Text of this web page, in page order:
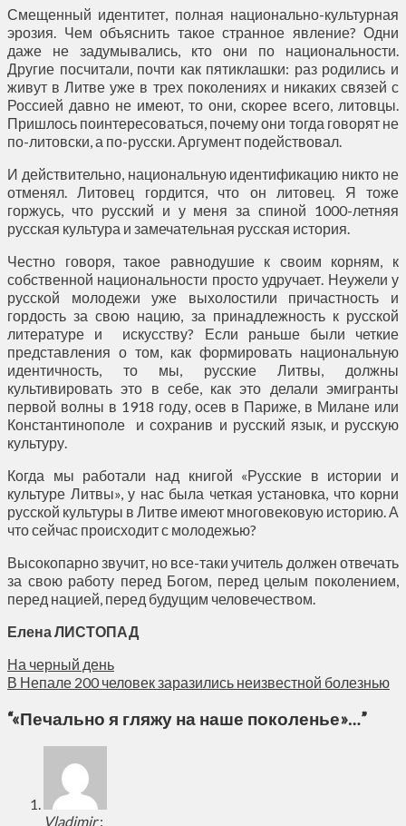
Смещенный идентитет, полная национально-культурная
эрозия. Чем объяснить такое странное явление? Одни
даже не задумывались, кто они по национальности.
Другие посчитали, почти как пятиклашки: раз родились и
живут в Литве уже в трех поколениях и никаких связей с
Россией давно не имеют, то они, скорее всего, литовцы.
Пришлось поинтересоваться, почему они тогда говорят не
по-литовски, а по-русски. Аргумент подействовал.
И действительно, национальную идентификацию никто не
отменял. Литовец гордится, что он литовец. Я тоже
горжусь, что русский и у меня за спиной 1000-летняя
русская культура и замечательная русская история.
Честно говоря, такое равнодушие к своим корням, к
собственной национальности просто удручает. Неужели у
русской молодежи уже выхолостили причастность и
гордость за свою нацию, за принадлежность к русской
литературе и искусству? Если раньше были четкие
представления о том, как формировать национальную
идентичность, то мы, русские Литвы, должны
культивировать это в себе, как это делали эмигранты
первой волны в 1918 году, осев в Париже, в Милане или
Константинополе и сохранив и русский язык, и русскую
культуру.
Когда мы работали над книгой «Русские в истории и
культуре Литвы», у нас была четкая установка, что корни
русской культуры в Литве имеют многовековую историю. А
что сейчас происходит с молодежью?
Высокопарно звучит, но все-таки учитель должен отвечать
за свою работу перед Богом, перед целым поколением,
перед нацией, перед будущим человечеством.
Елена ЛИСТОПАД
На черный день
В Непале 200 человек заразились неизвестной болезнью
“«Печально я гляжу на наше поколенье»…”
Vladimir :